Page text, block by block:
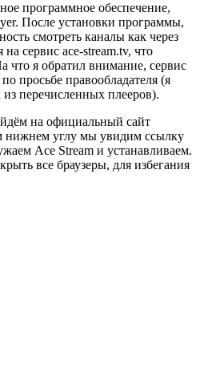
программное обеспечение,
После установки программы,
смотреть каналы как через
сервис ace-stream.tv, что
что я обратил внимание, сервис
просьбе правообладателя (я
перечисленных плееров).
на официальный сайт
нижнем углу мы увидим ссылку
Ace Stream и устанавливаем.
все браузеры, для избегания